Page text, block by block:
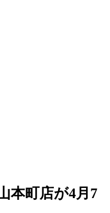
本町店が4月7